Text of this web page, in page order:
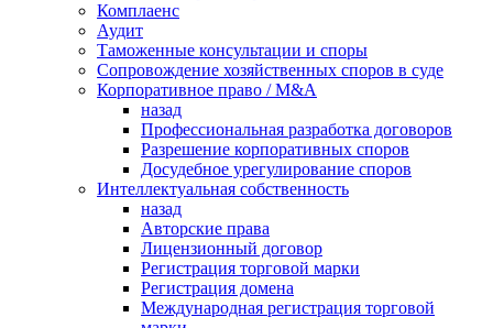
Комплаенс
Аудит
Таможенные консультации и споры
Сопровождение хозяйственных споров в суде
Корпоративное право / M&A
назад
Профессиональная разработка договоров
Разрешение корпоративных споров
Досудебное урегулирование споров
Интеллектуальная собственность
назад
Авторские права
Лицензионный договор
Регистрация торговой марки
Регистрация домена
Международная регистрация торговой